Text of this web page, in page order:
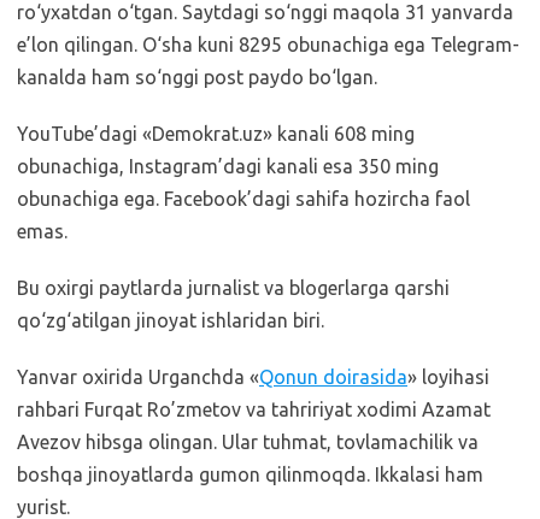
ro‘yxatdan o‘tgan. Saytdagi so‘nggi maqola 31 yanvarda
e’lon qilingan. O‘sha kuni 8295 obunachiga ega Telegram-
kanalda ham so‘nggi post paydo bo‘lgan.
YouTube’dagi «Demokrat.uz» kanali 608 ming
obunachiga, Instagram’dagi kanali esa 350 ming
obunachiga ega. Facebook’dagi sahifa hozircha faol
emas.
Bu oxirgi paytlarda jurnalist va blogerlarga qarshi
qo‘zg‘atilgan jinoyat ishlaridan biri.
Yanvar oxirida Urganchda «Qonun doirasida» loyihasi
rahbari Furqat Ro’zmetov va tahririyat xodimi Azamat
Avezov hibsga olingan. Ular tuhmat, tovlamachilik va
boshqa jinoyatlarda gumon qilinmoqda. Ikkalasi ham
yurist.